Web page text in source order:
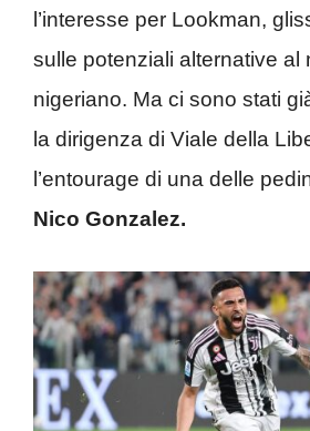
l’interesse per Lookman,
sulle potenziali alternative al
nigeriano. Ma ci sono stati
la dirigenza di Viale della
l’entourage di una delle
Nico Gonzalez.